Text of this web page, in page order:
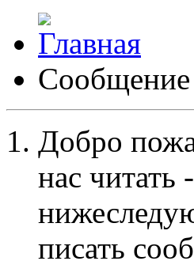
Добро
нас читать
писать